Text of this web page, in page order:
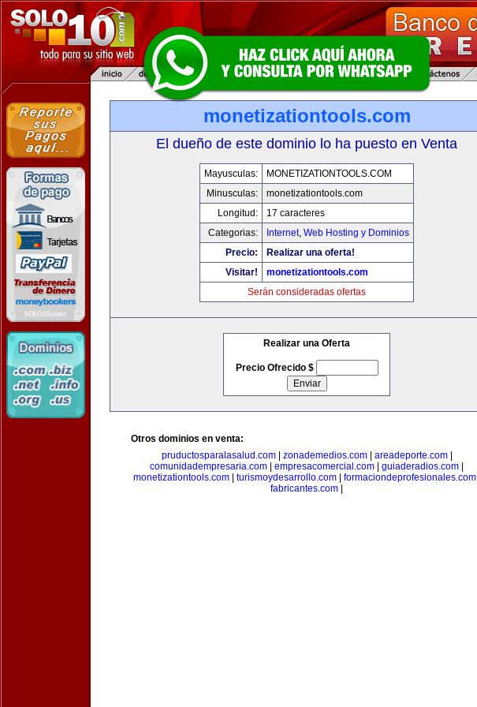
monetizationtools.com
El dueño de este dominio lo ha puesto en Venta
Mayusculas:
MONETIZATIONTOOLS.COM
Minusculas:
monetizationtools.com
Longitud:
17 caracteres
Categorias:
Internet, Web Hosting y Dominios
Precio:
Realizar una oferta!
Visitar!
monetizationtools.com
Serán consideradas ofertas
Realizar una Oferta
Precio Ofrecido $
Otros dominios en venta:
pruductosparalasalud.com| zonademedios.com| areadeporte.com|
comunidadempresaria.com
empresacomercial.com guiaderadios.com
monetizationtools.com| turismoydesarrollo.com| formaciondeprofesionales.com|
fabricantes.com